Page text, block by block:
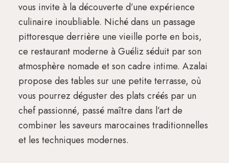
vous invite à la découverte d’une expérience
culinaire inoubliable. Niché dans un passage
pittoresque derrière une vieille porte en bois,
ce restaurant moderne à Guéliz séduit par son
atmosphère nomade et son cadre intime. Azalai
propose des tables sur une petite terrasse, où
vous pourrez déguster des plats créés par un
chef passionné, passé maître dans l’art de
combiner les saveurs marocaines traditionnelles
et les techniques modernes.